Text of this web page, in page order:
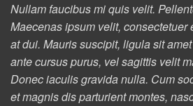
Nullam faucibus mi quis velit.
Maecenas ipsum velit, consectetuer
at dui. Mauris suscipit, ligula sit
ante cursus purus, vel sagittis velit
Donec iaculis gravida nulla. Cum
et magnis dis parturient montes,